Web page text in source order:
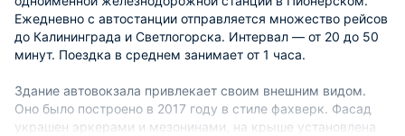
Ежедневно с автостанции отправляется множество рейсов
до Калининграда и Светлогорска. Интервал — от 20 до 50
минут. Поездка в среднем занимает от 1 часа.
Здание автовокзала привлекает своим внешним видом.
Оно было построено в 2017 году в стиле фахверк. Фасад
украшен эркерами и мезонинами, на крыше установлена